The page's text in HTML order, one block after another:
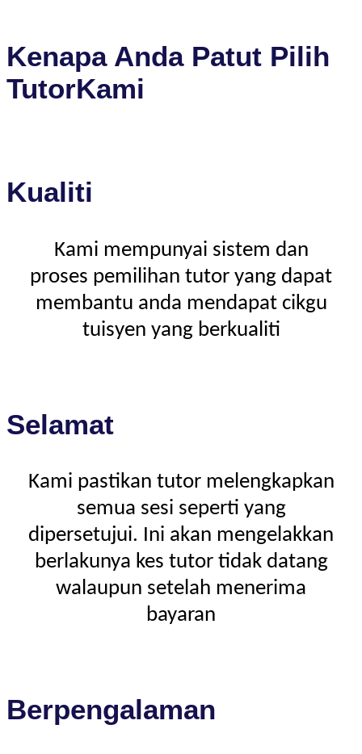
Kenapa Anda Patut Pilih
TutorKami
Kualiti
Kami mempunyai sistem dan
proses pemilihan tutor yang dapat
membantu anda mendapat cikgu
tuisyen yang berkualiti
Selamat
Kami pastikan tutor melengkapkan
semua sesi seperti yang
dipersetujui. Ini akan mengelakkan
berlakunya kes tutor tidak datang
walaupun setelah menerima
bayaran
Berpengalaman